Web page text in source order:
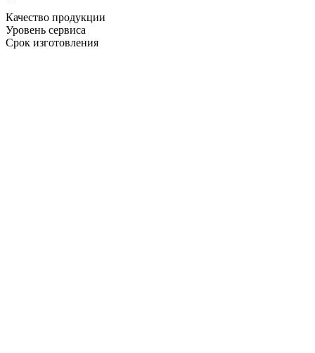
Качество продукции
Уровень сервиса
Срок изготовления